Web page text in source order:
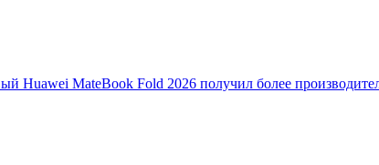
Huawei MateBook Fold 2026 получил более